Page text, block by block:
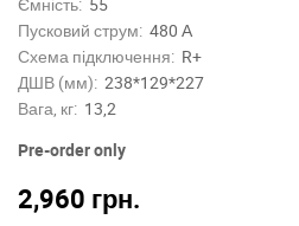
Пусковий струм: 480 А
Схема підключення: R+
ДШВ (мм): 238*129*227
Вага, кг: 13,2
Pre-order only
2,960 грн.